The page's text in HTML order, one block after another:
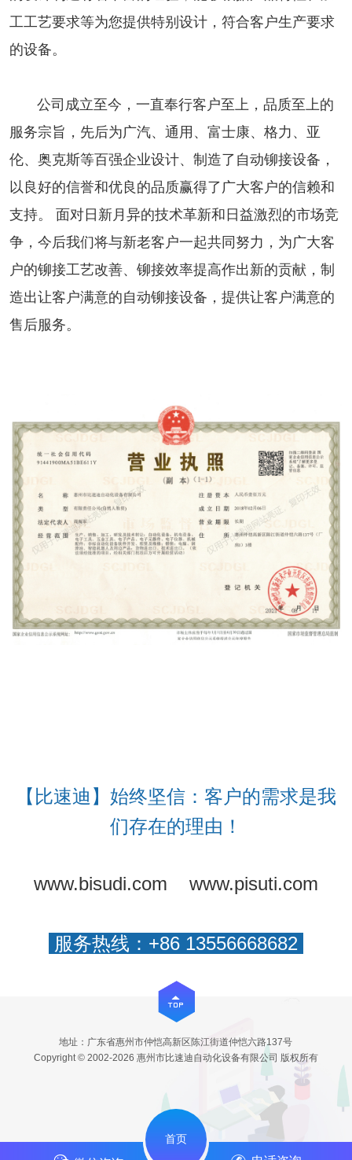
工工艺要求等为您提供特别设计，符合客户生产要求
的设备。
公司成立至今，一直奉行客户至上，品质至上的
服务宗旨，先后为广汽、通用、富士康、格力、亚
伦、奥克斯等百强企业设计、制造了自动铆接设备，
以良好的信誉和优良的品质赢得了广大客户的信赖和
支持。 面对日新月异的技术革新和日益激烈的市场竞
争，今后我们将与新老客户一起共同努力，为广大客
户的铆接工艺改善、铆接效率提高作出新的贡献，制
造出让客户满意的自动铆接设备，提供让客户满意的
售后服务。
【比速迪】始终坚信：客户的需求是我
们存在的理由！
www.bisudi.com www.pisuti.com
服务热线：+86 13556668682
地址：广东省惠州市仲恺高新区陈江街道仲恺六路137号
Copyright © 2002-2026 惠州市比速迪自动化设备有限公司 版权所有
首页